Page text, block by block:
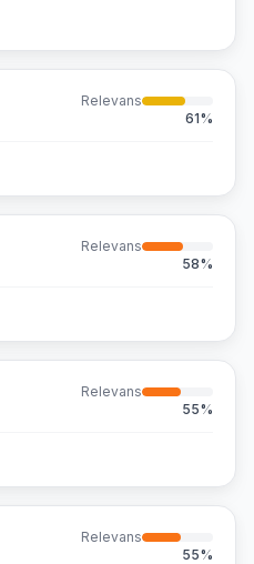
Relevans
61%
Relevans
58%
Relevans
55%
Relevans
55%